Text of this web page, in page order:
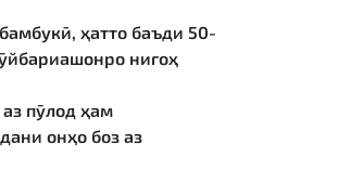
ҳатто баъди 50-
нигоҳ
пӯлод ҳам
онҳо боз аз